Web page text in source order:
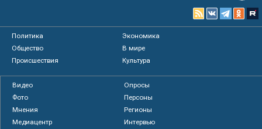
Политика
Экономика
Общество
В мире
Происшествия
Культура
Видео
Опросы
Фото
Персоны
Мнения
Регионы
Медиацентр
Интервью